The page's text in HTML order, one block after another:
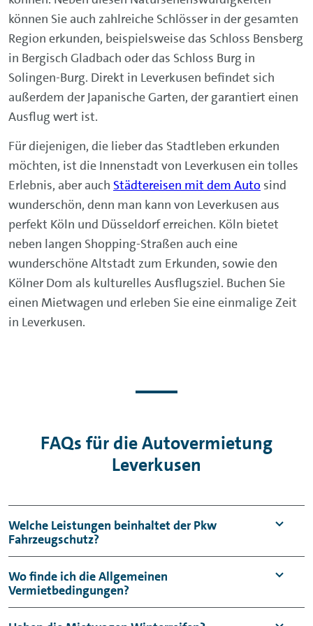
können Sie auch zahlreiche Schlösser in der gesamten
Region erkunden, beispielsweise das Schloss Bensberg
in Bergisch Gladbach oder das Schloss Burg in
Solingen-Burg. Direkt in Leverkusen befindet sich
außerdem der Japanische Garten, der garantiert einen
Ausflug wert ist.
Für diejenigen, die lieber das Stadtleben erkunden
möchten, ist die Innenstadt von Leverkusen ein tolles
Erlebnis, aber auch Städtereisen mit dem Auto sind
wunderschön, denn man kann von Leverkusen aus
perfekt Köln und Düsseldorf erreichen. Köln bietet
neben langen Shopping-Straßen auch eine
wunderschöne Altstadt zum Erkunden, sowie den
Kölner Dom als kulturelles Ausflugsziel. Buchen Sie
einen Mietwagen und erleben Sie eine einmalige Zeit
in Leverkusen.
FAQs für die Autovermietung
Leverkusen
Welche Leistungen beinhaltet der Pkw
Fahrzeugschutz?
Der Pkw Fahrzeugschutz umfasst einen
Haftpflicht- sowie einen Kaskoschutz mit
Selbstbeteiligung (Vollkasko: 950 €,
Wo finde ich die Allgemeinen
Vermietbedingungen?